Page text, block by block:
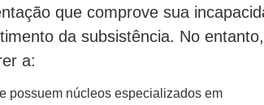
que comprove sua
da subsistência. No
a:
possuem núcleos especializados em